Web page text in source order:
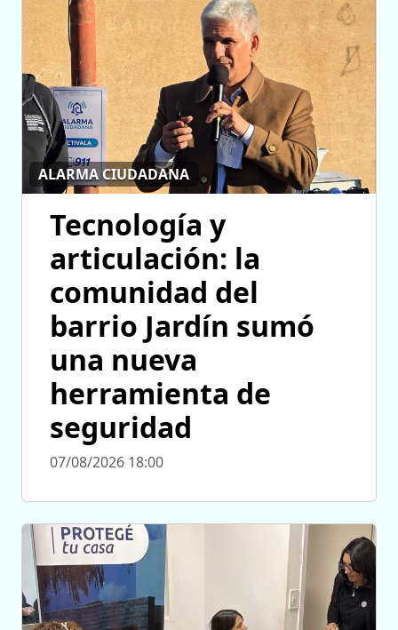
ALARMA CIUDADANA
Tecnología y
articulación: la
comunidad del
barrio Jardín sumó
una nueva
herramienta de
seguridad
07/08/2026 18:00